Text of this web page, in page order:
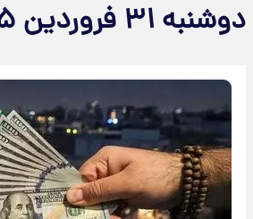
دوشنبه ۳۱ فروردین ۱۴۰۵